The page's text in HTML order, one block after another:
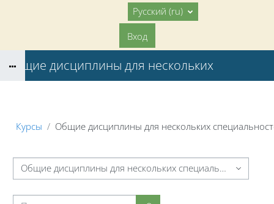
Перейти к основному содержаниюРусский ‎(ru)‎
Вход
Общие дисциплины для нескольких
Курсы Общие дисциплины для нескольких
курсов